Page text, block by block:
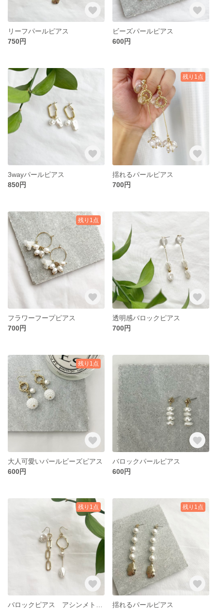
リーフパールピアス
750円
ビーズパールピアス
600円
3wayパールピアス
850円
残り1点
揺れるパールピアス
700円
残り1点
フラワーフープピアス
700円
透明感バロックピアス
700円
残り1点
大人可愛いパールビーズピアス
600円
バロックパールピアス
600円
残り1点 残り1点
揺れるパールピアス